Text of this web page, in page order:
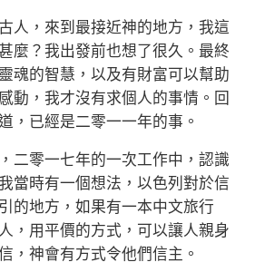
，來到最接近神的地方，我這
麼？我出發前也想了很久。最終
魂的智慧，以及有財富可以幫助
動，我才沒有求個人的事情。回
，已經是二零一一年的事。
零一七年的一次工作中，認識
當時有一個想法，以色列對於信
的地方，如果有一本中文旅行
，用平價的方式，可以讓人親身
，神會有方式令他們信主。